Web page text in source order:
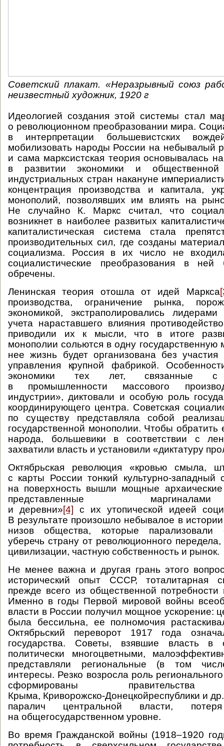
Советский плакат. «Неразрывный союз
неизвестный художник, 1920 г
Идеологией создания этой системы стал
о революционном преобразовании мира.
в интерпретации большевистских
мобилизовать народы России на небывалый
и сама марксистская теория основывалась
в развитии экономики и
индустриальных стран накануне
концентрация производства и капитала,
монополий, позволявших им влиять на
Не случайно К. Маркс считал, что
возникнет в наиболее развитых
капиталистическая система стала
производительных сил, где созданы
социализма. Россия в их число не
социалистические преобразования в ней
обречены.
Ленинская теория отошла от идей Маркса
производства, ограничение рынка,
экономикой, экстраполировались
учета нараставшего влияния
приводили их к мысли, что в итоге
монополии сольются в одну государственную
нее жизнь будет организована без
управления крупной фабрикой.
экономики тех лет, связанные с
в промышленности массового
индустрии», диктовали и особую роль
координирующего центра. Советская
по существу представляла собой
государственной монополии. Чтобы обратить
народа, большевики в соответствии с
захватили власть и установили «диктатуру
Октябрьская революция «кровью смыла,
с карты России тонкий культурно-западный
на поверхность вышли мощные архаические
представленные
и деревни»[4] с их утопической идеей
В результате произошло небывалое в
низов общества, которые парализовали
уберечь страну от революционного
цивилизации, частную собственность и рынок.
Не менее важна и другая грань этого
исторический опыт СССР, тоталитарная
прежде всего из общественной потребности
Именно в годы Первой мировой войны
власти в России получил мощное ускорение:
была бессильна, ее полномочия
Октябрьский переворот 1917 года
государства. Советы, взявшие власть
политически многоцветными,
представляли региональные (в том
интересы. Резко возросла роль
сформированы правительства
Крыма, Криворожско-Донецкойреспублики и
паралич центральной власти, потеря
на общегосударственном уровне.
Во время Гражданской войны (1918–1920